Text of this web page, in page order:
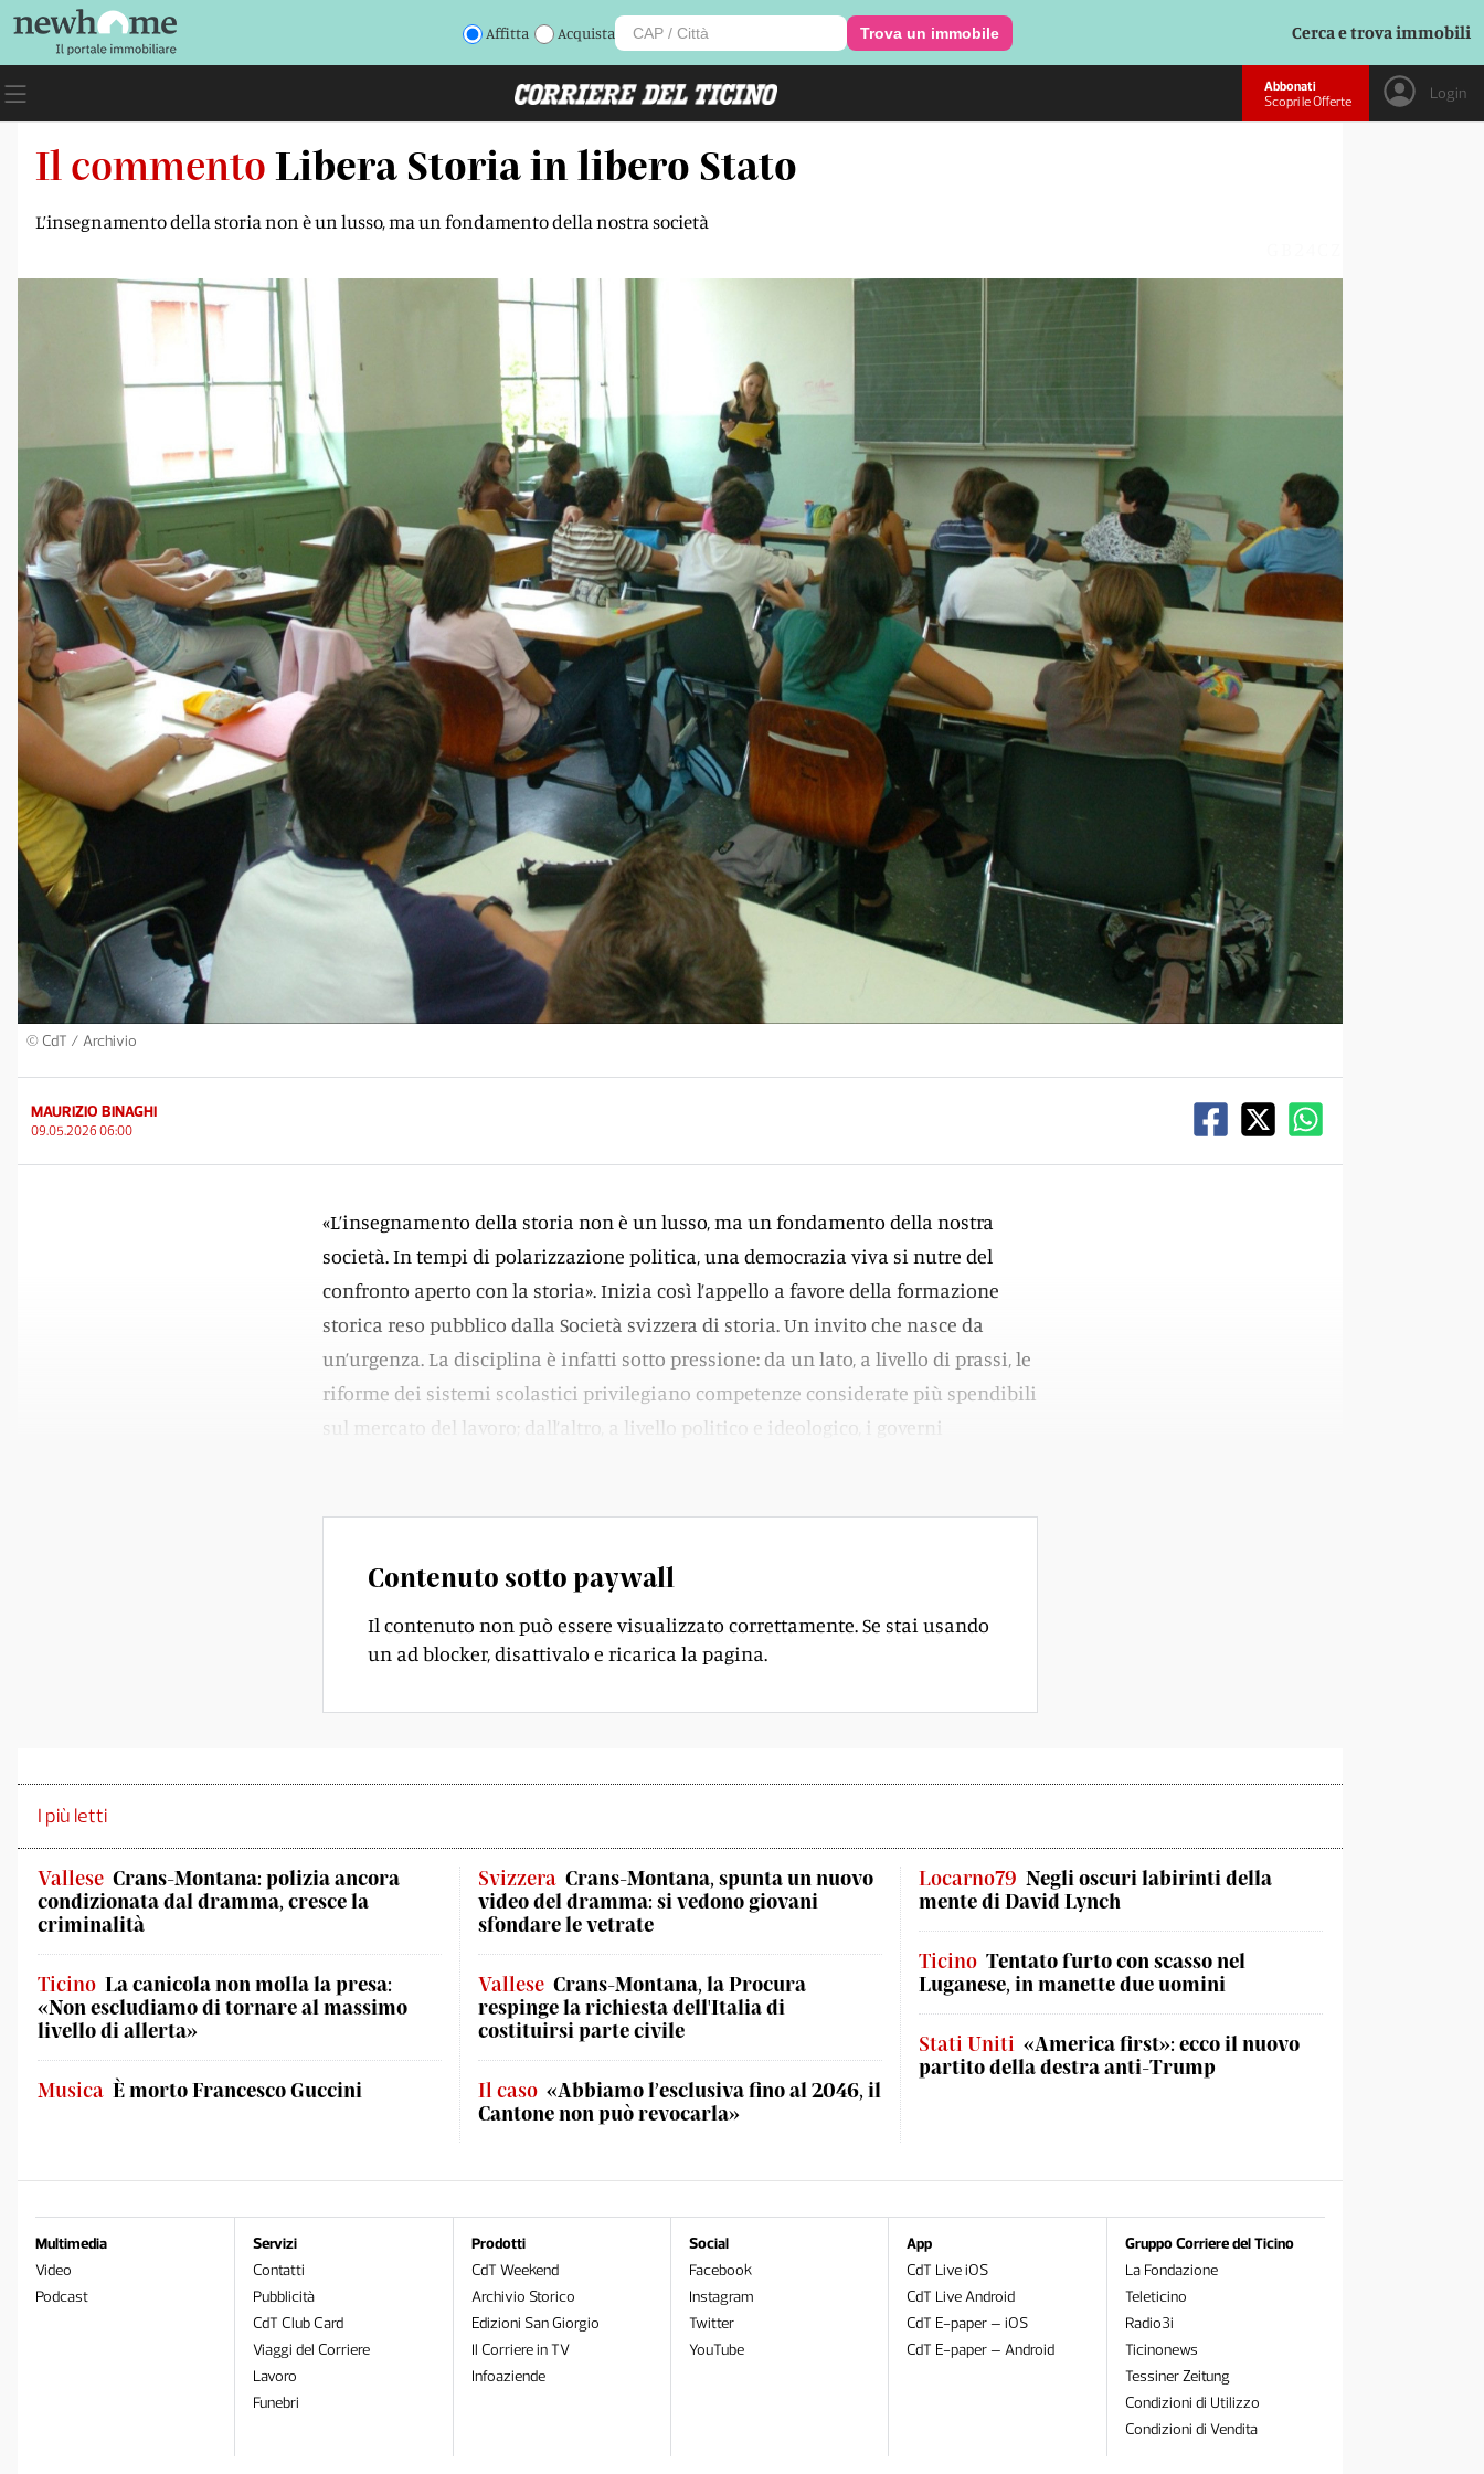
Affitta Acquista Trova un immobile Cerca e trova immobili
Abbonati
Scopri le Offerte
Login
Il commento Libera Storia in libero Stato
L’insegnamento della storia non è un lusso, ma un fondamento della nostra società
© CdT / Archivio
MAURIZIO BINAGHI
09.05.2026 06:00
«L’insegnamento della storia non è un lusso, ma un fondamento della nostra
società. In tempi di polarizzazione politica, una democrazia viva si nutre del
confronto aperto con la storia». Inizia così l’appello a favore della formazione
storica reso pubblico dalla Società svizzera di storia. Un invito che nasce da
un’urgenza. La disciplina è infatti sotto pressione: da un lato, a livello di prassi, le
riforme dei sistemi scolastici privilegiano competenze considerate più spendibili
sul mercato del lavoro; dall’altro, a livello politico e ideologico, i governi
Contenuto sotto paywall
Il contenuto non può essere visualizzato correttamente. Se stai usando
un ad blocker, disattivalo e ricarica la pagina.
I più letti
Vallese Crans-Montana: polizia ancora
condizionata dal dramma, cresce la
criminalità
Ticino La canicola non molla la presa:
«Non escludiamo di tornare al massimo
livello di allerta»
Musica È morto Francesco Guccini
Svizzera Crans-Montana, spunta un nuovo
video del dramma: si vedono giovani
sfondare le vetrate
Vallese Crans-Montana, la Procura
respinge la richiesta dell'Italia di
costituirsi parte civile
Il caso «Abbiamo l’esclusiva fino al 2046, il
Cantone non può revocarla»
Locarno79 Negli oscuri labirinti della
mente di David Lynch
Ticino Tentato furto con scasso nel
Luganese, in manette due uomini
Stati Uniti «America first»: ecco il nuovo
partito della destra anti-Trump
Multimedia
Video
Podcast
Servizi
Contatti
Pubblicità
CdT Club Card
Viaggi del Corriere
Lavoro
Funebri
Prodotti
CdT Weekend
Archivio Storico
Edizioni San Giorgio
Il Corriere in TV
Infoaziende
Social
Facebook
Instagram
Twitter
YouTube
App
CdT Live iOS
CdT Live Android
CdT E-paper – iOS
CdT E-paper – Android
Gruppo Corriere del Ticino
La Fondazione
Teleticino
Radio3i
Ticinonews
Tessiner Zeitung
Condizioni di Utilizzo
Condizioni di Vendita